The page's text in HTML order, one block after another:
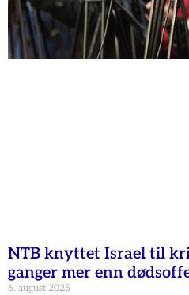
NTB knyttet Israel til
ganger mer enn
6. august 2025